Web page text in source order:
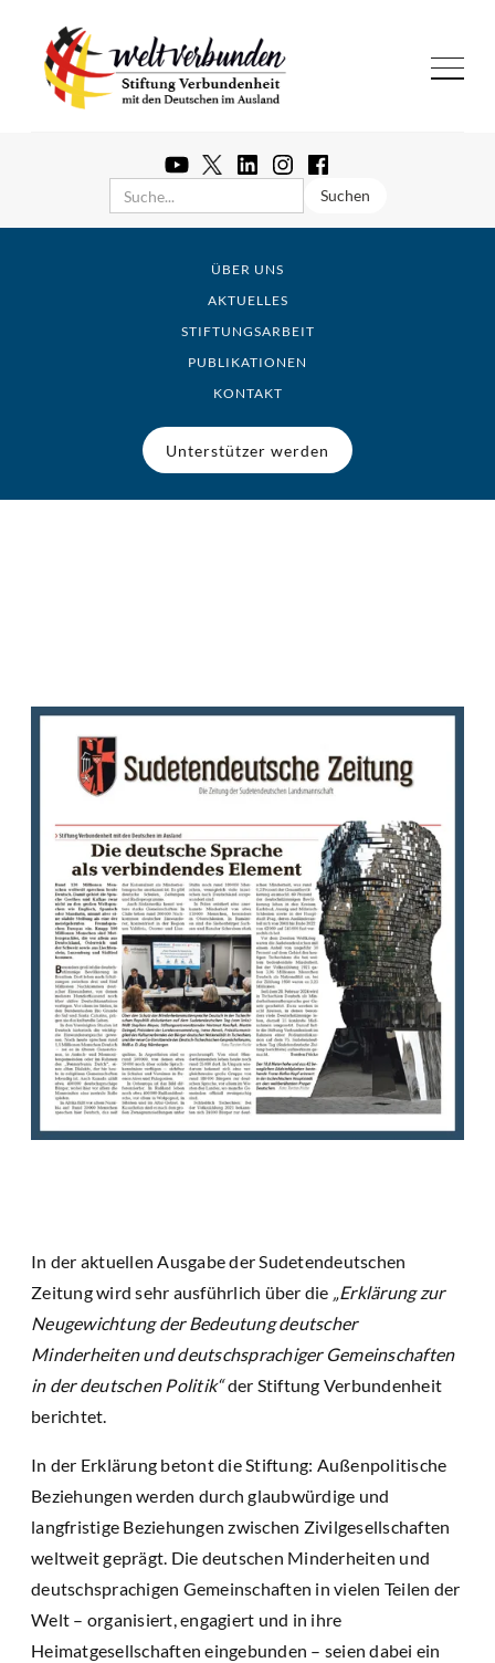
ÜBER UNS
AKTUELLES
STIFTUNGSARBEIT
PUBLIKATIONEN
KONTAKT
Unterstützer werden
In der aktuellen Ausgabe der Sudetendeutschen
Zeitung wird sehr ausführlich über die „Erklärung zur
Neugewichtung der Bedeutung deutscher
Minderheiten und deutschsprachiger Gemeinschaften
in der deutschen Politik“der Stiftung Verbundenheit
berichtet.
In der Erklärung betont die Stiftung: Außenpolitische
Beziehungen werden durch glaubwürdige und
langfristige Beziehungen zwischen Zivilgesellschaften
weltweit geprägt. Die deutschen Minderheiten und
deutschsprachigen Gemeinschaften in vielen Teilen der
Welt – organisiert, engagiert und in ihre
Heimatgesellschaften eingebunden – seien dabei ein